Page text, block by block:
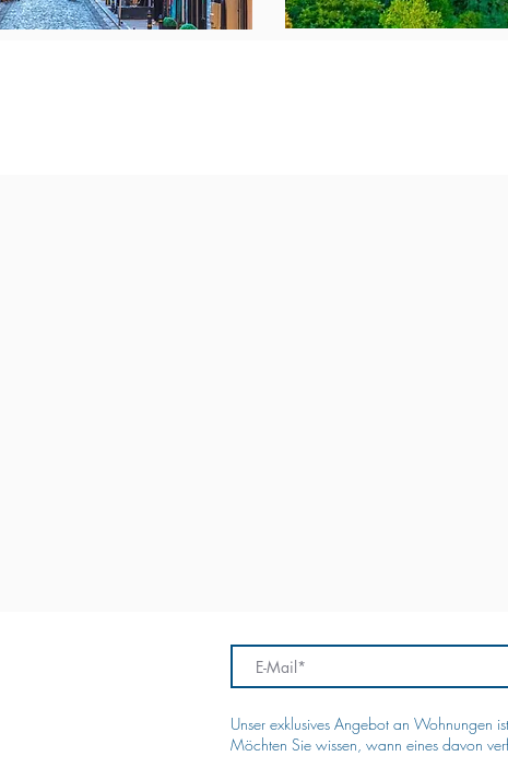
Unser exklusives Angebot an Wohnungen
Möchten Sie wissen, wann eines davon